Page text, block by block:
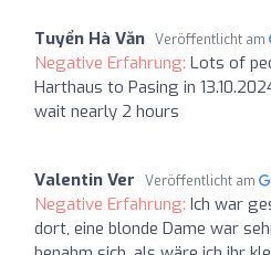
Tuyển Hà Văn Veröffentlicht am
Negative Erfahrung: Lots of
Harthaus to Pasing in
wait nearly 2 hours
Valentin Ver Veröffentlicht am
Negative Erfahrung: Ich war
dort, eine blonde Dame war